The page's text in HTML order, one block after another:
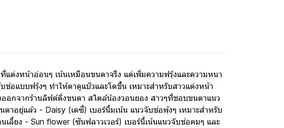
แต่งหน้าอ่อนๆ เน้นเหมือนขนตาจรืง แต่เพิ่มความฟรุ้งและความหนา
อแบบฟรุ้งๆ ทำให้ตาดูแบ๊วและโตขึ้น เหมาะสำหรับสาวแต่งหน้า
อกจากร้านลิฟต์ติ่งขนตา สไตล์น้องวอนยอง สาวๆที่ชอบขนตาแนว
าอยู่แล้ว - Daisy (เดซี่) เบอร์นี้มเน้น แนวจับช่อพุ้งๆ เหมาะสำหรับ
ลี้ยง - Sun flower (ซันฟลาวเวอร์) เบอร์นี้เน้นแนวจับช่อคมๆ และ